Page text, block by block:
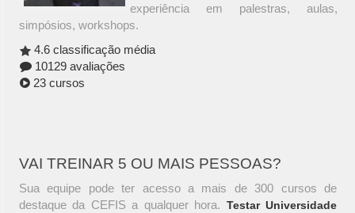
experiência em palestras, aulas,
simpósios, workshops.
4.6 classificação média
10129 avaliações
23 cursos
VAI TREINAR 5 OU MAIS PESSOAS?
Sua equipe pode ter acesso a mais de 300 cursos de
destaque da CEFIS a qualquer hora. Testar Universidade